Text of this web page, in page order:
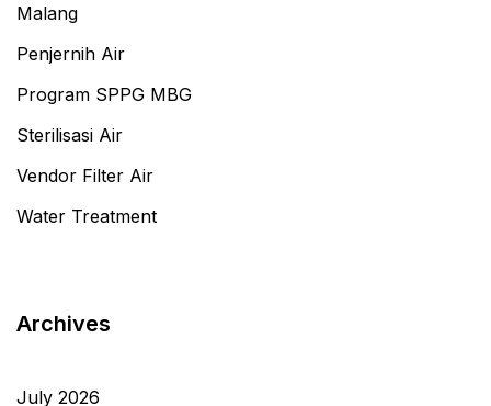
Malang
Penjernih Air
Program SPPG MBG
Sterilisasi Air
Vendor Filter Air
Water Treatment
Archives
July 2026